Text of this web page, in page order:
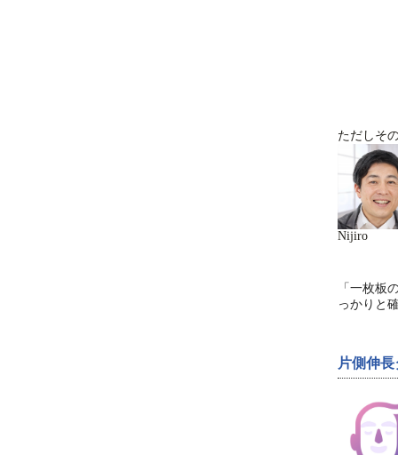
ただしそ
Nijiro
「一枚板
っかりと
片側伸